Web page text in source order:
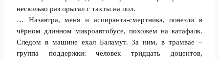
несколько раз прыгал с тахты на пол.
… Назавтра, меня и аспиранта-смертника, повезли в
чёрном длинном микроавтобусе, похожем на катафалк.
Следом в машине ехал Баламут. За ним, в трамвае –
группа поддержки: человек тридцать доцентов,